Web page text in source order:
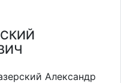
Александр